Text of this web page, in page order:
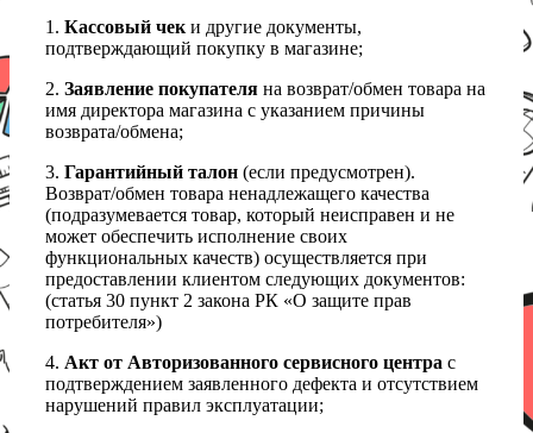
1. Кассовый чек и другие документы,
подтверждающий покупку в магазине;
2. Заявление покупателя на возврат/обмен товара на
имя директора магазина с указанием причины
возврата/обмена;
3. Гарантийный талон (если предусмотрен).
Возврат/обмен товара ненадлежащего качества
(подразумевается товар, который неисправен и не
может обеспечить исполнение своих
функциональных качеств) осуществляется при
предоставлении клиентом следующих документов:
(статья 30 пункт 2 закона РК «О защите прав
потребителя»)
4. Акт от Авторизованного сервисного центра с
подтверждением заявленного дефекта и отсутствием
нарушений правил эксплуатации;